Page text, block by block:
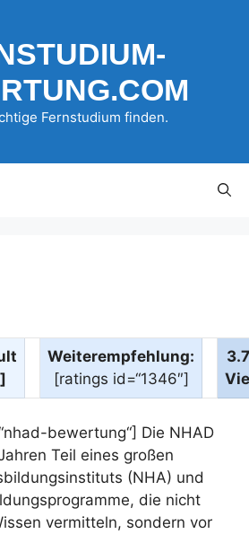
Fernstudium finden.
Weiterempfehlung:
[ratings id=“1346″]
bewertung“] Die NHAD
Teil eines großen
(NHA) und
die nicht
vermitteln, sondern vor